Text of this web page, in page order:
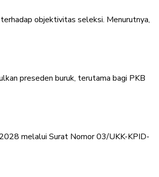
objektivitas seleksi. Menurutnya,
preseden buruk, terutama bagi PKB
melalui Surat Nomor 03/UKK-KPID-